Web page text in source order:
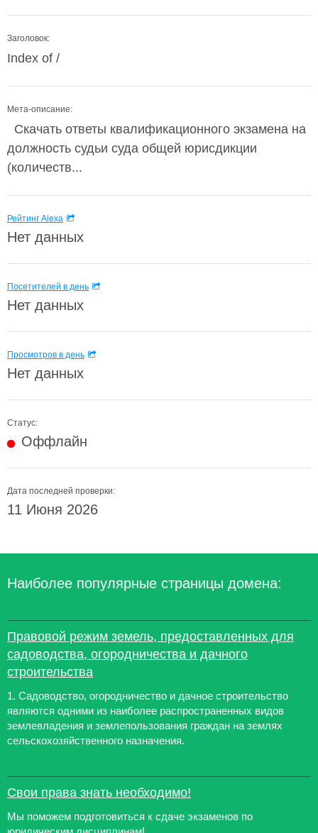
Заголовок:
Index of /
Мета-описание:
Скачать ответы квалификационного экзамена на
должность судьи суда общей юрисдикции
(количеств...
Рейтинг Alexa
Нет данных
Посетителей в день
Нет данных
Просмотров в день
Нет данных
Статус:
Оффлайн
Дата последней проверки:
11 Июня 2026
Наиболее популярные страницы домена:
Правовой режим земель, предоставленных для
садоводства, огородничества и дачного
строительства
1. Садоводство, огородничество и дачное строительство
являются одними из наиболее распространенных видов
землевладения и землепользования граждан на землях
сельскохозяйственного назначения.
Свои права знать необходимо!
Мы поможем подготовиться к сдаче экзаменов по